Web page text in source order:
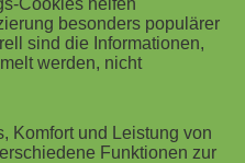
particularly compelling,
innovators to explore
future of education and
Cookies helfen
besonders populärer
sind die Informationen,
werden, nicht
Komfort und Leistung von
Funktionen zur